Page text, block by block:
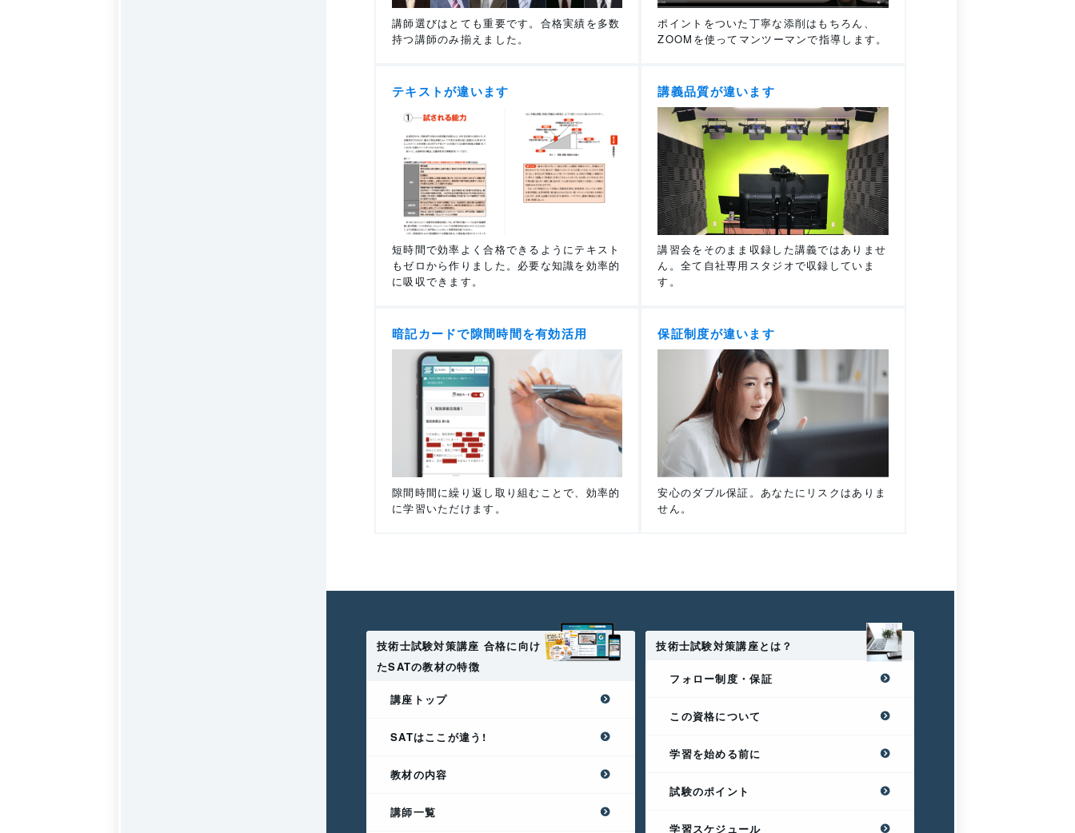
講師選びはとても重要です。合格実績を多数
持つ講師のみ揃えました。
ポイントをついた丁寧な添削はもちろん、
ZOOMを使ってマンツーマンで指導します。
テキストが違います
短時間で効率よく合格できるようにテキスト
もゼロから作りました。必要な知識を効率的
に吸収できます。
講義品質が違います
講習会をそのまま収録した講義ではありませ
ん。全て自社専用スタジオで収録していま
す。
暗記カードで隙間時間を有効活用
隙間時間に繰り返し取り組むことで、効率的
に学習いただけます。
保証制度が違います
安心のダブル保証。あなたにリスクはありま
せん。
技術士試験対策講座 合格に向け
たSATの教材の特徴
講座トップ
SATはここが違う!
教材の内容
講師一覧
技術士試験対策講座とは？
フォロー制度・保証
この資格について
学習を始める前に
試験のポイント
学習スケジュール